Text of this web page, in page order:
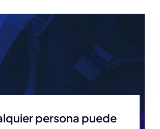
persona puede